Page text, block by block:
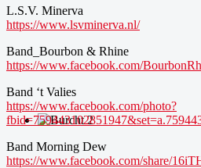
L.S.V. Minerva
https://www.lsvminerva.nl/
Band_Bourbon & Rhine
https://www.facebook.com/
Band ‘t Valies
https://www.facebook.com/photo?
Band Morning Dew
https://www.facebook.com/share/